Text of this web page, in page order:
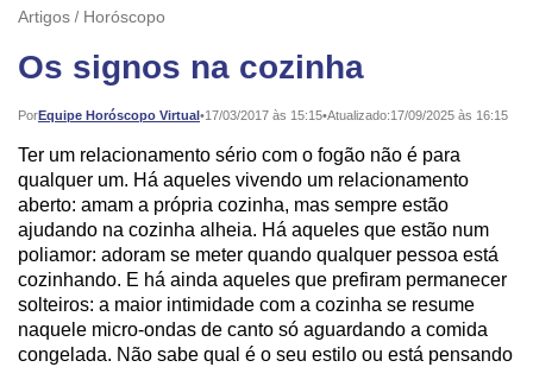
Artigos Horóscopo
Os signos na cozinha
PorEquipe Horóscopo Virtual•
Publicado: 17/03/2017 às 15:15•Atualizado:17/09/2025 às 16:15
Ter um relacionamento sério com o fogão não é para
qualquer um. Há aqueles vivendo um relacionamento
aberto: amam a própria cozinha, mas sempre estão
ajudando na cozinha alheia. Há aqueles que estão num
poliamor: adoram se meter quando qualquer pessoa está
cozinhando. E há ainda aqueles que prefiram permanecer
solteiros: a maior intimidade com a cozinha se resume
naquele micro-ondas de canto só aguardando a comida
congelada. Não sabe qual é o seu estilo ou está pensando